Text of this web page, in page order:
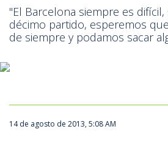
"El Barcelona siempre es
décimo partido, esperemos
de siempre y podamos sacar
14 de agosto de 2013, 5:08 AM